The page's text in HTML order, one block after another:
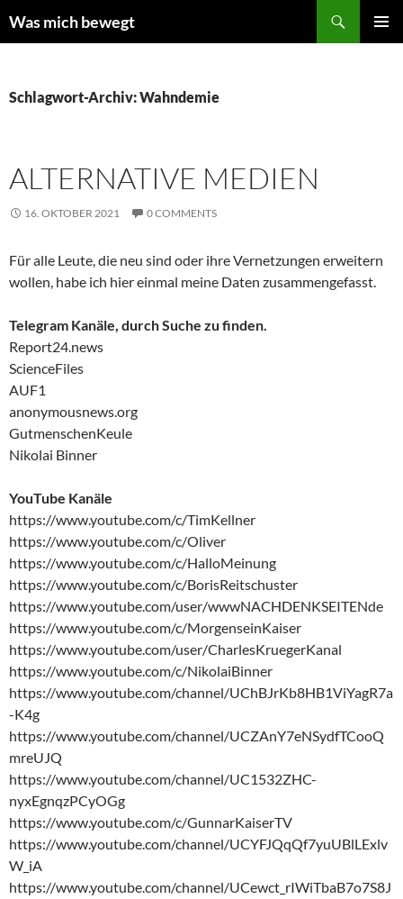
Inhalt
Was mich bewegt
Schlagwort-Archiv: Wahndemie
ALTERNATIVE MEDIEN
16. OKTOBER 2021 0 COMMENTS
Für alle Leute, die neu sind oder ihre Vernetzungen erweitern
wollen, habe ich hier einmal meine Daten zusammengefasst.
Telegram Kanäle, durch Suche zu finden.
Report24.news
ScienceFiles
AUF1
anonymousnews.org
GutmenschenKeule
Nikolai Binner
YouTube Kanäle
https://www.youtube.com/c/TimKellner
https://www.youtube.com/c/Oliver
https://www.youtube.com/c/HalloMeinung
https://www.youtube.com/c/BorisReitschuster
https://www.youtube.com/user/wwwNACHDENKSEITENde
https://www.youtube.com/c/MorgenseinKaiser
https://www.youtube.com/user/CharlesKruegerKanal
https://www.youtube.com/c/NikolaiBinner
https://www.youtube.com/channel/UChBJrKb8HB1ViYagR7a
-K4g
https://www.youtube.com/channel/UCZAnY7eNSydfTCooQ
mreUJQ
https://www.youtube.com/channel/UC1532ZHC-
nyxEgnqzPCyOGg
https://www.youtube.com/c/GunnarKaiserTV
https://www.youtube.com/channel/UCYFJQqQf7yuUBlLExlv
W_iA
https://www.youtube.com/channel/UCewct_rIWiTbaB7o7S8J